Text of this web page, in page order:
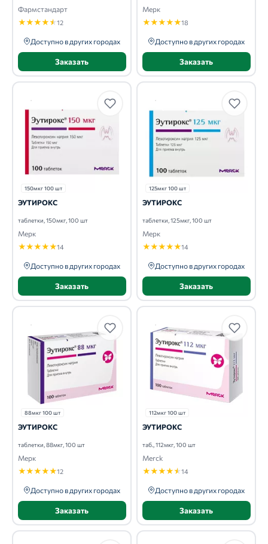
Фармстандарт
★★★★★12
Доступно в других городах
Заказать
Мерк
★★★★★18
Доступно в других городах
Заказать
150мкг 100 шт
ЭУТИРОКС
таблетки, 150мкг, 100 шт
Мерк
★★★★★14
Доступно в других городах
Заказать
125мкг 100 шт
ЭУТИРОКС
таблетки, 125мкг, 100 шт
Мерк
★★★★★14
Доступно в других городах
Заказать
88мкг 100 шт
ЭУТИРОКС
таблетки, 88мкг, 100 шт
Мерк
★★★★★12
Доступно в других городах
Заказать
112мкг 100 шт
ЭУТИРОКС
таб., 112мкг, 100 шт
Merck
★★★★★14
Доступно в других городах
Заказать